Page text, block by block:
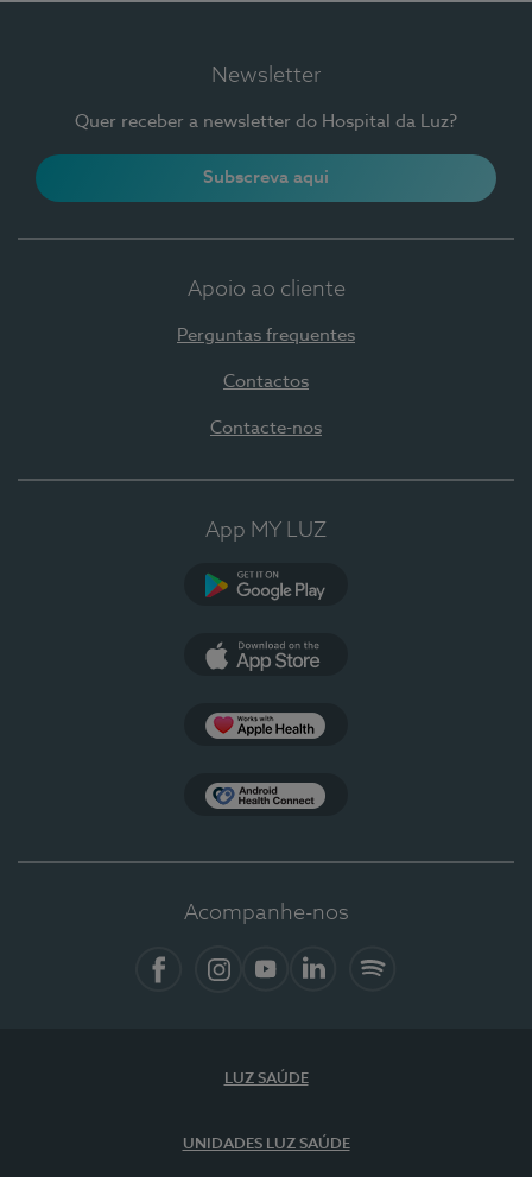
Newsletter
Quer receber a newsletter do Hospital da Luz?
Subscreva aqui
Apoio ao cliente
Perguntas frequentes
Contactos
Contacte-nos
App MY LUZ
Acompanhe-nos
LUZ SAÚDE
UNIDADES LUZ SAÚDE